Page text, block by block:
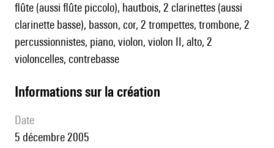
flûte (aussi flûte piccolo), hautbois, 2 clarinettes (aussi
clarinette basse), basson, cor, 2 trompettes, trombone, 2
percussionnistes, piano, violon, violon II, alto, 2
violoncelles, contrebasse
informations sur la création
date
5 décembre 2005